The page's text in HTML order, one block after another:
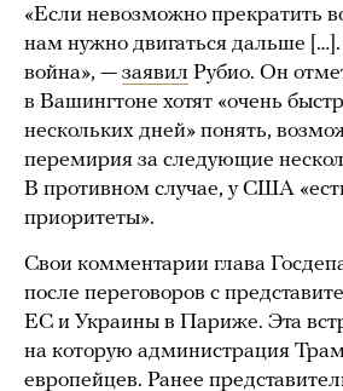
«Если невозможно прекратить
нам нужно двигаться дальше
война», — заявил Рубио. Он
в Вашингтоне хотят «очень
нескольких дней» понять,
перемирия за следующие
В противном случае, у США
приоритеты».
Свои комментарии глава
после переговоров с
ЕС и Украины в Париже. Эта
на которую администрация
европейцев. Ранее